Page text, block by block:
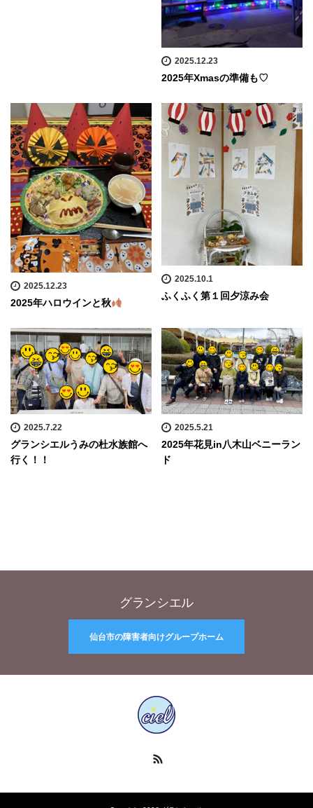
2025.12.23
2025年Xmasの準備も♡
2025.12.23
2025年ハロウインと秋
2025.10.1
ふくふく第１回夕涼み会
2025.7.22
グランシエルうみの杜水族館へ
行く！！
2025.5.21
2025年花見in八木山ベニーラン
ド
グランシエル
仙台市の障害者向けグループホーム